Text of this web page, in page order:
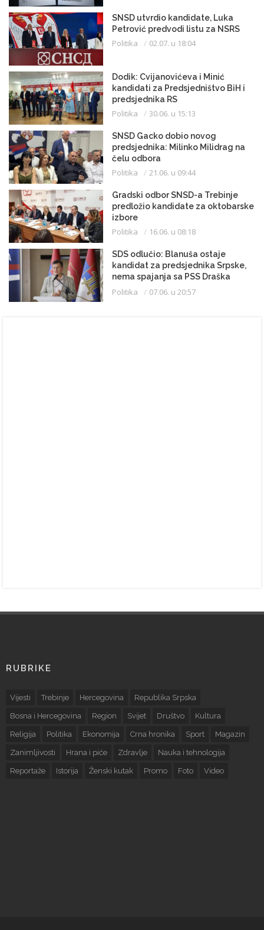
SNSD utvrdio kandidate, Luka
Petrović predvodi listu za NSRS
Politika 02.07. u 18:04
Dodik: Cvijanovićeva i Minić
kandidati za Predsjedništvo BiH i
predsjednika RS
Politika 30.06. u 15:13
SNSD Gacko dobio novog
predsjednika: Milinko Milidrag na
čelu odbora
Politika 21.06. u 09:44
Gradski odbor SNSD-a Trebinje
predložio kandidate za oktobarske
izbore
Politika 16.06. u 08:18
SDS odlučio: Blanuša ostaje
kandidat za predsjednika Srpske,
nema spajanja sa PSS Draška
Stanivukovića
Politika 07.06. u 20:57
RUBRIKE
Vijesti Trebinje Hercegovina Republika Srpska
Bosna i Hercegovina Region Svijet Društvo Kultura
Religija Politika Ekonomija Crna hronika Sport Magazin
Zanimljivosti Hrana i piće Zdravlje Nauka i tehnologija
Reportaže Istorija Ženski kutak Promo Foto Video